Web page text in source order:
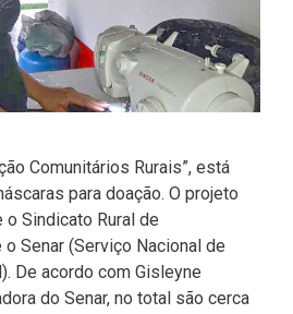
Comunitários Rurais”, está
para doação. O projeto
o Sindicato Rural de
o Senar (Serviço Nacional de
De acordo com Gisleyne
do Senar, no total são cerca